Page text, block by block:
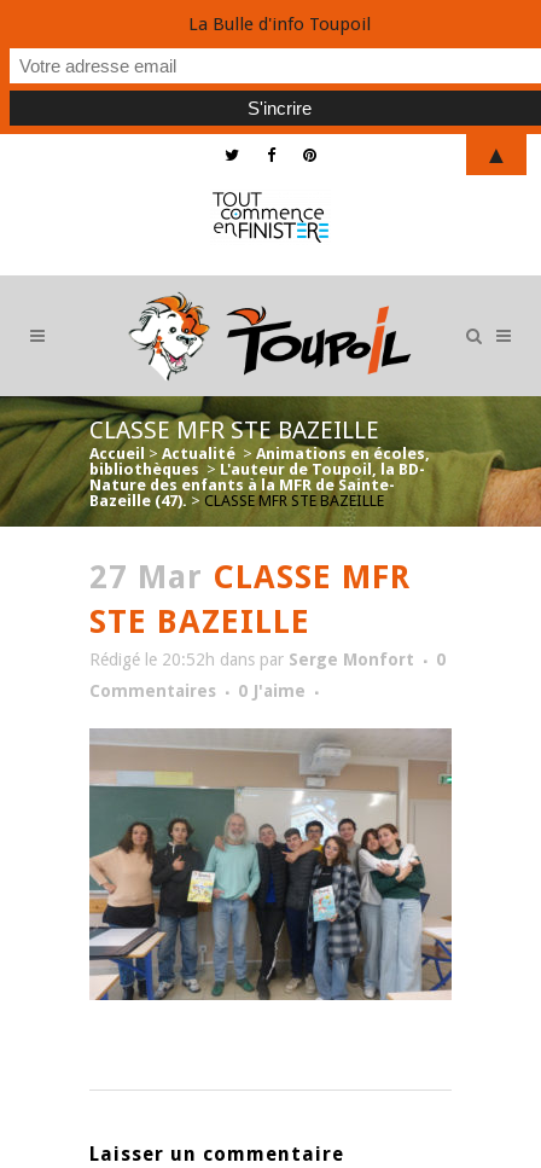
CLASSE MFR STE BAZEILLE
Accueil > Actualité > Animations en écoles,
bibliothèques > L'auteur de Toupoil, la BD-
Nature des enfants à la MFR de Sainte-
Bazeille (47). > CLASSE MFR STE BAZEILLE
27 Mar CLASSE MFR
STE BAZEILLE
Rédigé le 20:52h dans par Serge Monfort
0
Commentaires
0 J'aime
Laisser un commentaire
La Bulle d'info Toupoil
▲